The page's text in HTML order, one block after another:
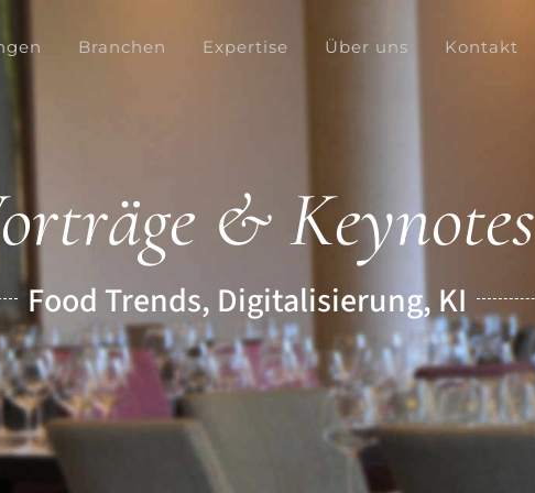
Branchen Expertise Über uns Kontakt
& Keynotes
Food Trends, Digitalisierung, KI